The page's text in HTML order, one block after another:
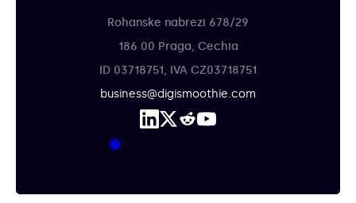
Rohanske nabrezi 678/29
186 00 Praga, Cechia
ID 03718751, IVA CZ03718751
business@digismoothie.com